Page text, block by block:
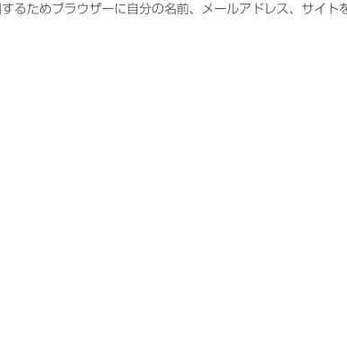
るためブラウザーに自分の名前、メールアドレス、サイト